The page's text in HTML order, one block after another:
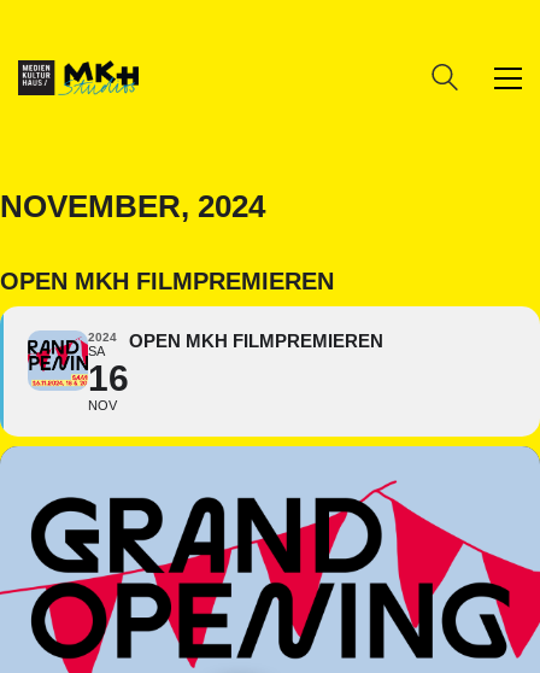
NOVEMBER, 2024
OPEN MKH FILMPREMIEREN
2024
SA
16
NOV
OPEN MKH FILMPREMIEREN